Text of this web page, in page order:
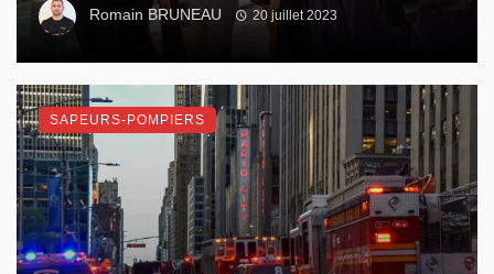
Romain BRUNEAU 20 juillet 2023
SAPEURS-POMPIERS